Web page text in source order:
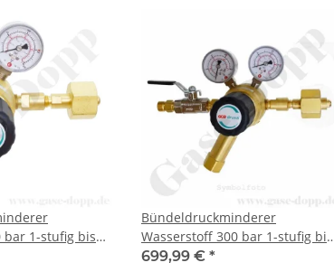
bar 1-stufig bis
- Anschluss
Bündeldruckminderer
Wasserstoff 300 bar 1-stufig bis
10 bar regelbar - Anschluss
699,99 € *